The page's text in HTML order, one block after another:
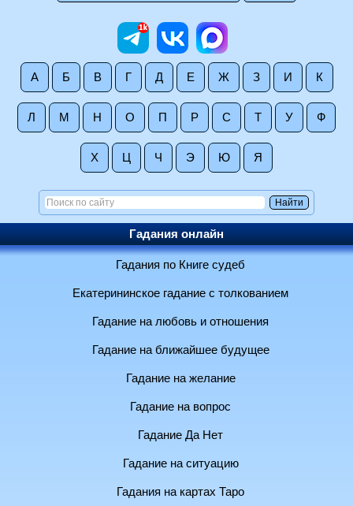
А Б В Г Д Е Ж З И К
Л М Н О П Р С Т У Ф
Х Ц Ч Э Ю Я
Гадания онлайн
Гадания по Книге судеб
Екатерининское гадание с толкованием
Гадание на любовь и отношения
Гадание на ближайшее будущее
Гадание на желание
Гадание на вопрос
Гадание Да Нет
Гадание на ситуацию
Гадания на картах Таро